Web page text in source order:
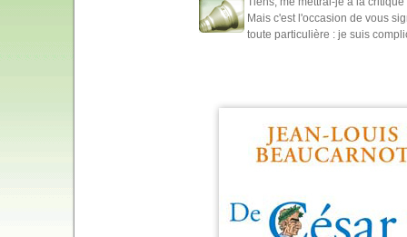
Mais c'est l'occasion de vous
toute particulière : je suis